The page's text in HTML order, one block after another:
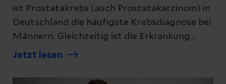
ist Prostatakrebs (auch Prostatakarzinom) in
Deutschland die häufigste Krebsdiagnose bei
Männern. Gleichzeitig ist die Erkrankung
heute in vielen Fällen gut behandelbar und oft
Wir erklären, was Prostatakrebs ist, wie er
Jetzt lesen